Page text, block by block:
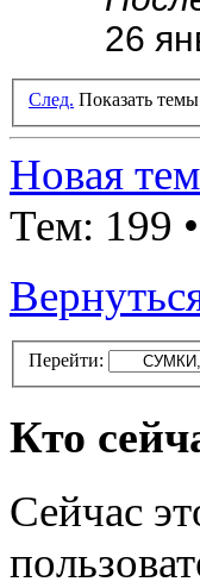
26
След. Показать темы
Новая
Тем: 199 •
Перейти:
Кто
Сейчас